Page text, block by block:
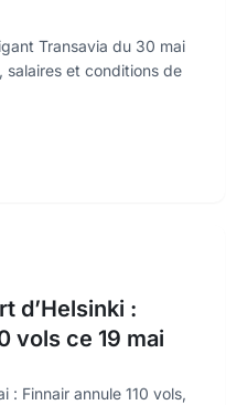
Transavia du 30 mai
salaires et conditions de
d’Helsinki :
vols ce 19 mai
: Finnair annule 110 vols,